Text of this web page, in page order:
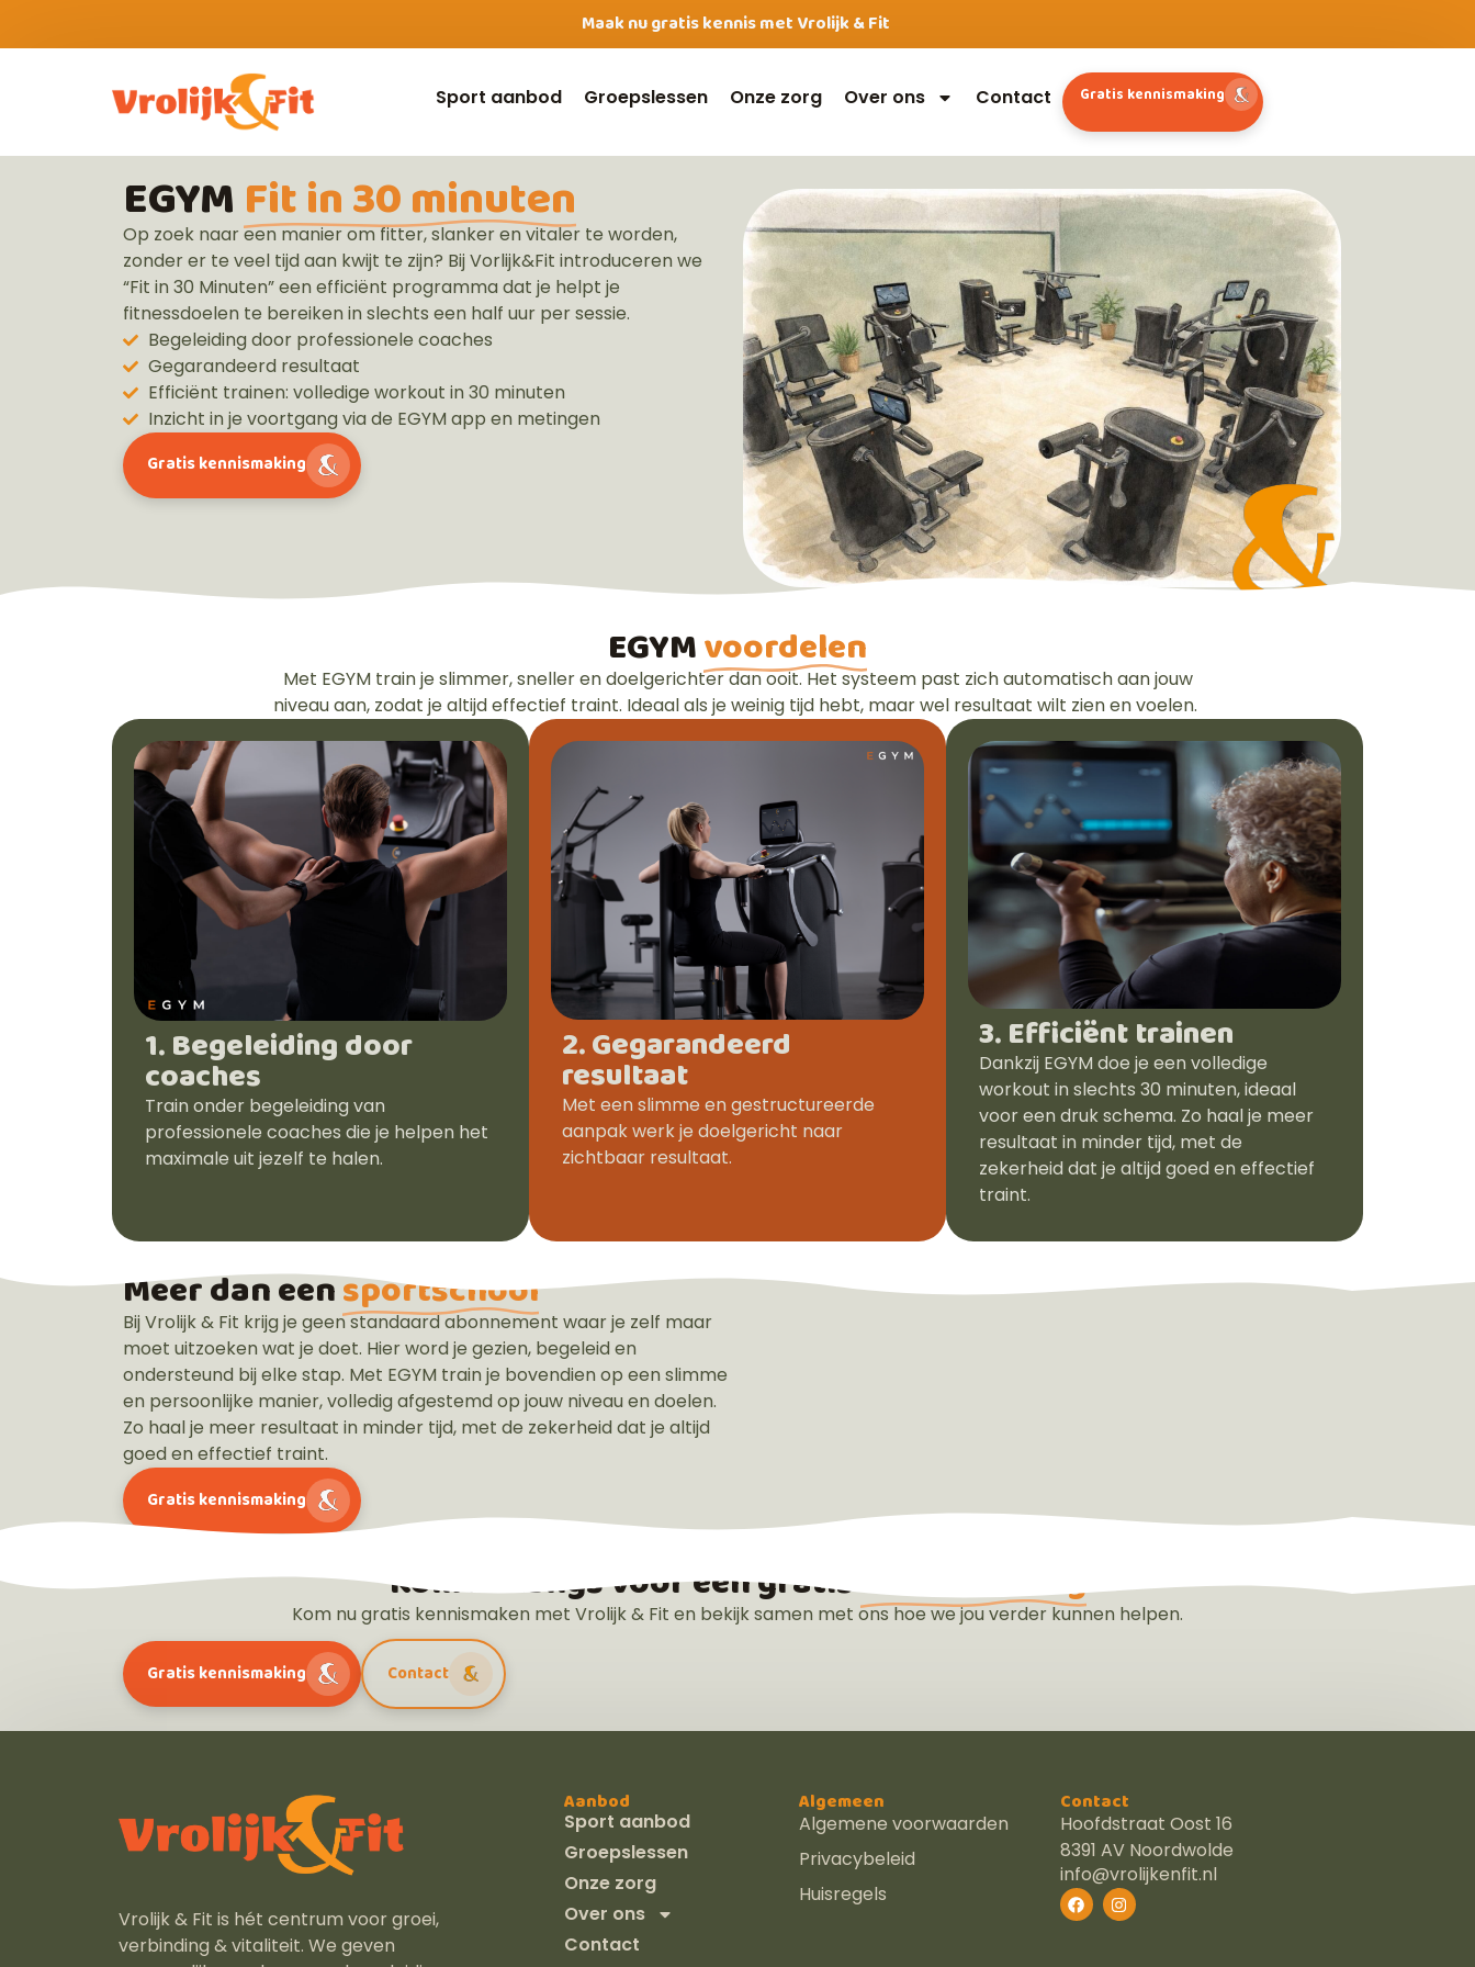
Maak nu gratis kennis met Vrolijk & Fit
Sport aanbod Groepslessen Onze zorg Over ons Contact Gratis kennismaking
EGYM Fit in 30 minuten
Op zoek naar een manier om fitter, slanker en vitaler te worden,
zonder er te veel tijd aan kwijt te zijn? BijVorlijk&Fit introduceren we
“Fit in 30 Minuten” een efficiënt programma dat je helpt je
fitnessdoelen te bereiken in slechts een half uur per sessie.
Begeleiding door professionele coaches
Gegarandeerd resultaat
Efficiënt trainen: volledige workout in 30 minuten
Inzicht in je voortgang via de EGYM app en metingen
Gratis kennismaking
EGYMvoordelen
Met EGYM train je slimmer, sneller en doelgerichter dan ooit. Het systeem past zich automatisch aan jouw
niveau aan, zodat je altijd effectief traint. Ideaal als je weinig tijd hebt, maar wel resultaat wilt zien en voelen.
1. Begeleiding door
coaches
Train onder begeleiding van
professionele coaches die je helpen het
maximale uit jezelf te halen.
2. Gegarandeerd
resultaat
Met een slimme en gestructureerde
aanpak werk je doelgericht naar
zichtbaar resultaat.
3. Efficiënt trainen
Dankzij EGYM doe je een volledige
workout in slechts 30 minuten, ideaal
voor een druk schema. Zo haal je meer
resultaat in minder tijd, met de
zekerheid dat je altijd goed en effectief
traint.
Meer dan eensportschool
Bij Vrolijk & Fit krijg je geen standaard abonnement waar je zelf maar
moet uitzoeken wat je doet. Hier word je gezien, begeleid en
ondersteund bij elke stap. Met EGYM train je bovendien op een slimme
en persoonlijke manier, volledig afgestemd op jouw niveau en doelen.
Zo haal je meer resultaat in minder tijd, met de zekerheid dat je altijd
goed en effectief traint.
Gratis kennismaking
Kom nu langs voor een gratiskennismaking
Kom nu gratis kennismaken met Vrolijk & Fit en bekijk samen met ons hoe we jou verder kunnen helpen.
Gratis kennismaking Contact
Vrolijk & Fit is hét centrum voor groei,
verbinding & vitaliteit. We geven
Aanbod
Sport aanbod
Groepslessen
Onze zorg
Over ons
Contact
Algemeen
Algemene voorwaarden
Privacybeleid
Huisregels
Contact
Hoofdstraat Oost 16
8391 AV Noordwolde
info@vrolijkenfit.nl